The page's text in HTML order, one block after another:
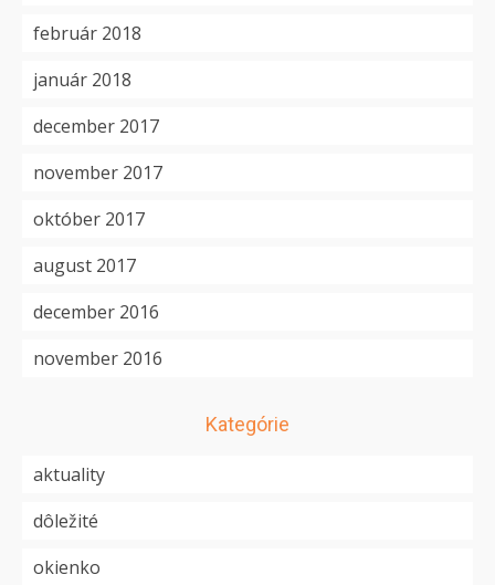
február 2018
január 2018
december 2017
november 2017
október 2017
august 2017
december 2016
november 2016
Kategórie
aktuality
dôležité
okienko